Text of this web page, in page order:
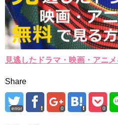
見逃したドラマ・映画・アニ
Share
error 0 0